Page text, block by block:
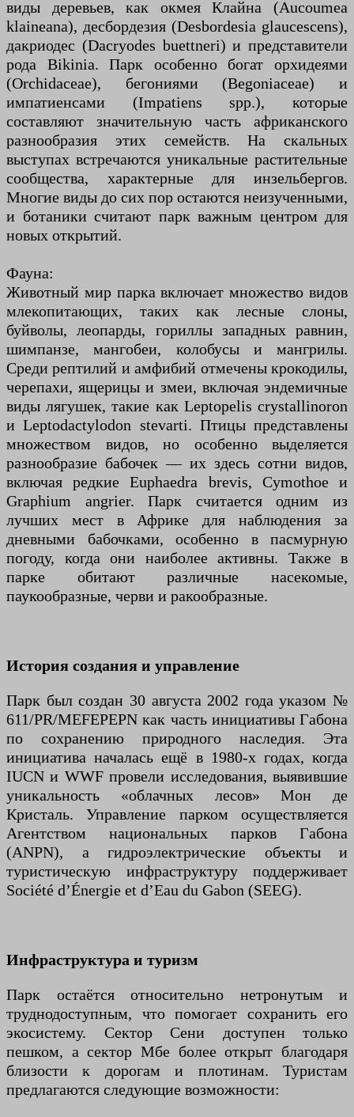
виды деревьев, как окмея Клайна (Aucoumea
klaineana), десбордезия (Desbordesia glaucescens),
дакриодес (Dacryodes buettneri) и представители
рода Bikinia. Парк особенно богат орхидеями
(Orchidaceae), бегониями (Begoniaceae) и
импатиенсами (Impatiens spp.), которые
составляют значительную часть африканского
разнообразия этих семейств. На скальных
выступах встречаются уникальные растительные
сообщества, характерные для инзельбергов.
Многие виды до сих пор остаются неизученными,
и ботаники считают парк важным центром для
новых открытий.
Фауна:
Животный мир парка включает множество видов
млекопитающих, таких как лесные слоны,
буйволы, леопарды, гориллы западных равнин,
шимпанзе, мангобеи, колобусы и мангрилы.
Среди рептилий и амфибий отмечены крокодилы,
черепахи, ящерицы и змеи, включая эндемичные
виды лягушек, такие как Leptopelis crystallinoron
и Leptodactylodon stevarti. Птицы представлены
множеством видов, но особенно выделяется
разнообразие бабочек — их здесь сотни видов,
включая редкие Euphaedra brevis, Cymothoe и
Graphium angrier. Парк считается одним из
лучших мест в Африке для наблюдения за
дневными бабочками, особенно в пасмурную
погоду, когда они наиболее активны. Также в
парке обитают различные насекомые,
паукообразные, черви и ракообразные.
История создания и управление
Парк был создан 30 августа 2002 года указом №
611/PR/MEFEPEPN как часть инициативы Габона
по сохранению природного наследия. Эта
инициатива началась ещё в 1980-х годах, когда
IUCN и WWF провели исследования, выявившие
уникальность «облачных лесов» Мон де
Кристаль. Управление парком осуществляется
Агентством национальных парков Габона
(ANPN), а гидроэлектрические объекты и
туристическую инфраструктуру поддерживает
Société d’Énergie et d’Eau du Gabon (SEEG).
Инфраструктура и туризм
Парк остаётся относительно нетронутым и
труднодоступным, что помогает сохранить его
экосистему. Сектор Сени доступен только
пешком, а сектор Мбе более открыт благодаря
близости к дорогам и плотинам. Туристам
предлагаются следующие возможности: